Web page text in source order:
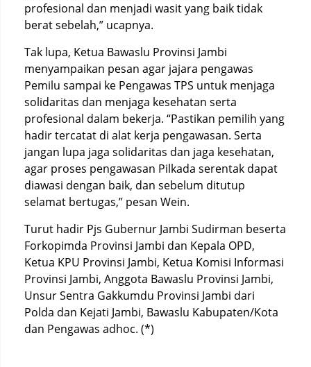
profesional dan menjadi wasit yang baik tidak
berat sebelah,” ucapnya.
Tak lupa, Ketua Bawaslu Provinsi Jambi
menyampaikan pesan agar jajara pengawas
Pemilu sampai ke Pengawas TPS untuk menjaga
solidaritas dan menjaga kesehatan serta
profesional dalam bekerja. “Pastikan pemilih yang
hadir tercatat di alat kerja pengawasan. Serta
jangan lupa jaga solidaritas dan jaga kesehatan,
agar proses pengawasan Pilkada serentak dapat
diawasi dengan baik, dan sebelum ditutup
selamat bertugas,” pesan Wein.
Turut hadir Pjs Gubernur Jambi Sudirman beserta
Forkopimda Provinsi Jambi dan Kepala OPD,
Ketua KPU Provinsi Jambi, Ketua Komisi Informasi
Provinsi Jambi, Anggota Bawaslu Provinsi Jambi,
Unsur Sentra Gakkumdu Provinsi Jambi dari
Polda dan Kejati Jambi, Bawaslu Kabupaten/Kota
dan Pengawas adhoc. (*)